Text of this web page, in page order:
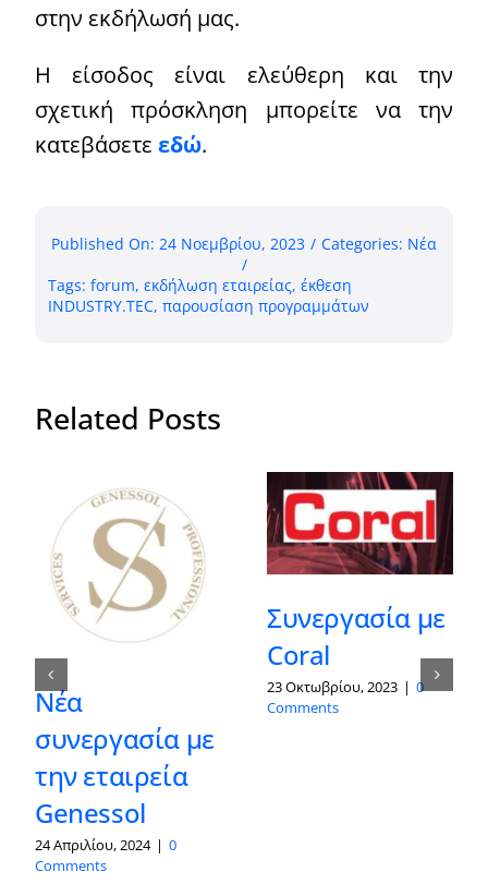
στην εκδήλωσή μας.
Η είσοδος είναι ελεύθερη και την
σχετική πρόσκληση μπορείτε να την
κατεβάσετε εδώ.
Published On: 24 Νοεμβρίου, 2023 / Categories: Νέα
/
Tags: forum, εκδήλωση εταιρείας, έκθεση
INDUSTRY.TEC, παρουσίαση προγραμμάτων
Related Posts
Νέα
συνεργασία με
την εταιρεία
Genessol
24 Απριλίου, 2024 | 0
Comments
Συνεργασία με
Coral
23 Οκτωβρίου, 2023 | 0
Comments